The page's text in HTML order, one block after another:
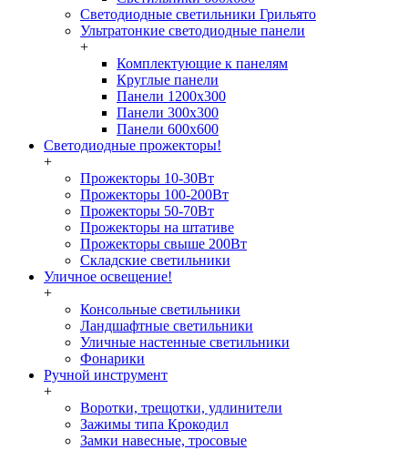
Светодиодные светильники Грильято
Ультратонкие светодиодные панели
+
Комплектующие к панелям
Круглые панели
Панели 1200х300
Панели 300х300
Панели 600х600
Светодиодные прожекторы!
+
Прожекторы 10-30Вт
Прожекторы 100-200Вт
Прожекторы 50-70Вт
Прожекторы на штативе
Прожекторы свыше 200Вт
Складские светильники
Уличное освещение!
+
Консольные светильники
Ландшафтные светильники
Уличные настенные светильники
Фонарики
Ручной инструмент
+
Воротки, трещотки, удлинители
Зажимы типа Крокодил
Замки навесные, тросовые